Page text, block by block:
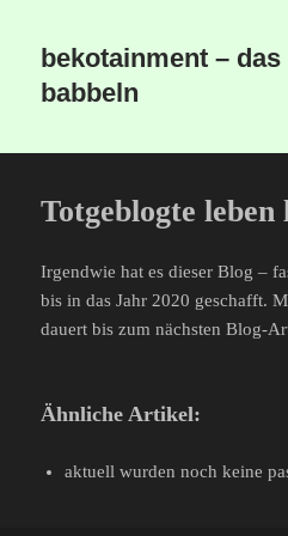
bekotainment –
babbeln
Totgeblogte leben
Irgendwie hat es dieser Blog –
bis in das Jahr 2020 geschafft.
dauert bis zum nächsten Blog-
Ähnliche Artikel:
aktuell wurden noch keine